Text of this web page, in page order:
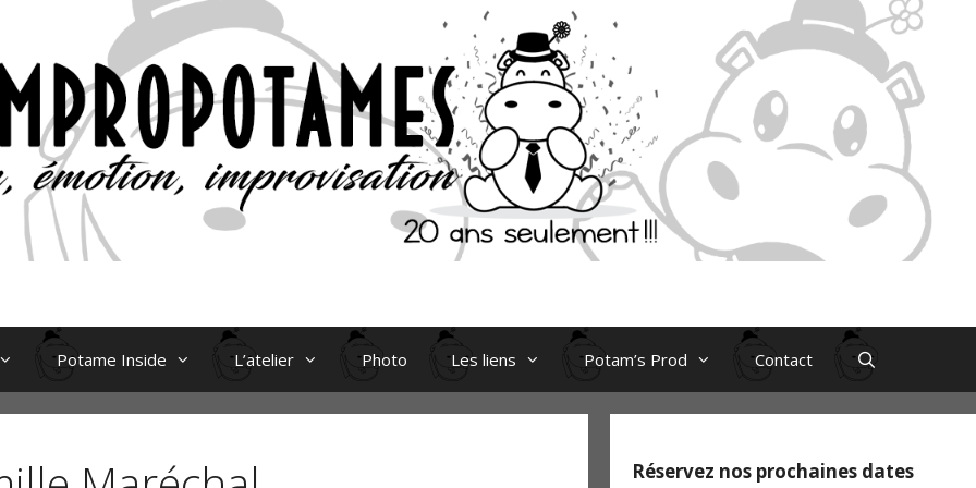
Potame Inside L’atelier Photo Les liens Potam’s Prod Contact
Réservez nos prochaines dates